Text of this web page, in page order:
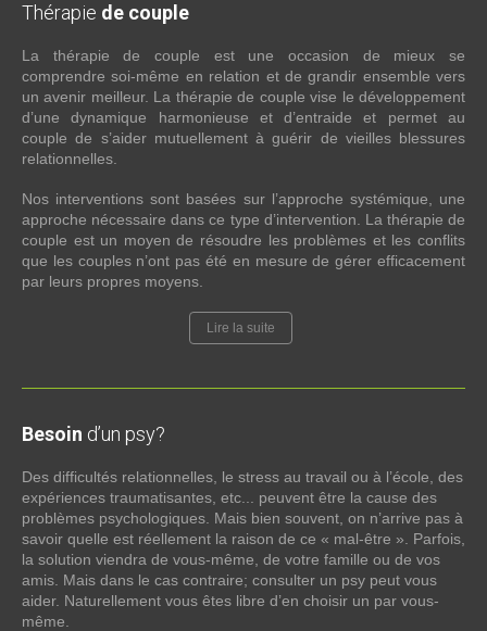
Thérapie de couple
La thérapie de couple est une occasion de mieux se
comprendre soi-même en relation et de grandir ensemble vers
un avenir meilleur. La thérapie de couple vise le développement
d’une dynamique harmonieuse et d’entraide et permet au
couple de s’aider mutuellement à guérir de vieilles blessures
relationnelles.
Nos interventions sont basées sur l’approche systémique, une
approche nécessaire dans ce type d’intervention. La thérapie de
couple est un moyen de résoudre les problèmes et les conflits
que les couples n’ont pas été en mesure de gérer efficacement
par leurs propres moyens.
Lire la suite
Besoin d’un psy?
Des difficultés relationnelles, le stress au travail ou à l’école, des
expériences traumatisantes, etc... peuvent être la cause des
problèmes psychologiques. Mais bien souvent, on n’arrive pas à
savoir quelle est réellement la raison de ce « mal-être ». Parfois,
la solution viendra de vous-même, de votre famille ou de vos
amis. Mais dans le cas contraire; consulter un psy peut vous
aider. Naturellement vous êtes libre d’en choisir un par vous-
même.